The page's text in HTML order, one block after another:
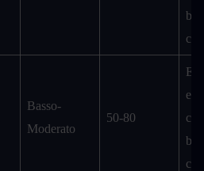
Basso-
Moderato
50-80